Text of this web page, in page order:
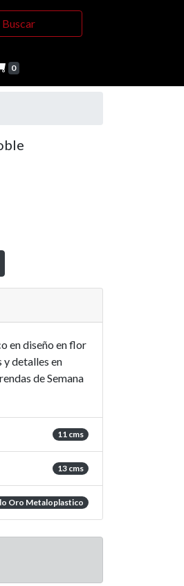
Buscar
0
en diseño en flor
y detalles en
de Semana
11 cms
13 cms
Oro Metaloplastico